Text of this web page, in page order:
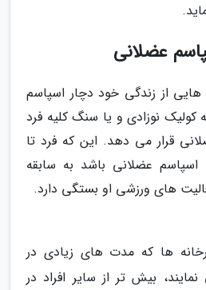
عضلانی
هایی از زندگی خود دچار اسپاسم
کولیک نوزادی و یا سنگ کلیه فرد
قرار می دهد. این که فرد تا
عضلانی باشد به سابقه
های ورزشی او بستگی دارد.
ها که مدت های زیادی در
بیش تر از سایر افراد در